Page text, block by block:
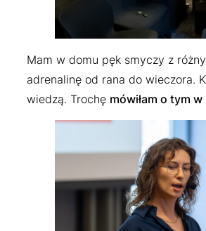
Mam w domu pęk smyczy z
adrenalinę od rana do wieczora.
wiedzą. Trochę mówiłam o tym